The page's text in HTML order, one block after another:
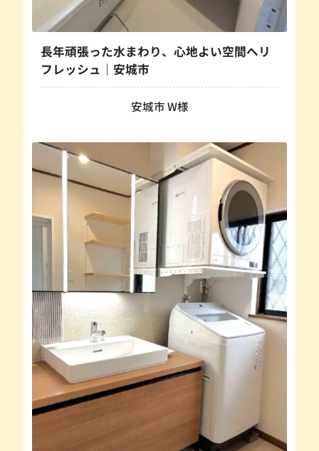
長年頑張った水まわり、心地よい空間へリ
フレッシュ｜安城市
安城市 W様